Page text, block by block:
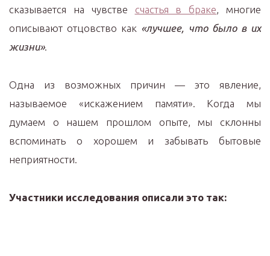
сказывается на чувстве счастья в браке, многие
описывают отцовство как «лучшее, что было в их
жизни».
Одна из возможных причин — это явление,
называемое «искажением памяти». Когда мы
думаем о нашем прошлом опыте, мы склонны
вспоминать о хорошем и забывать бытовые
неприятности.
Участники исследования описали это так: